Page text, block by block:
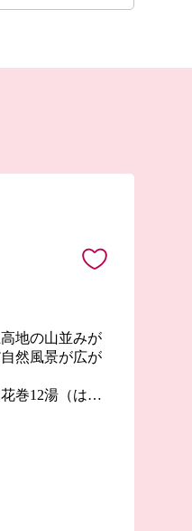
地の山並みが
然風景が広が
巻12湯（はな